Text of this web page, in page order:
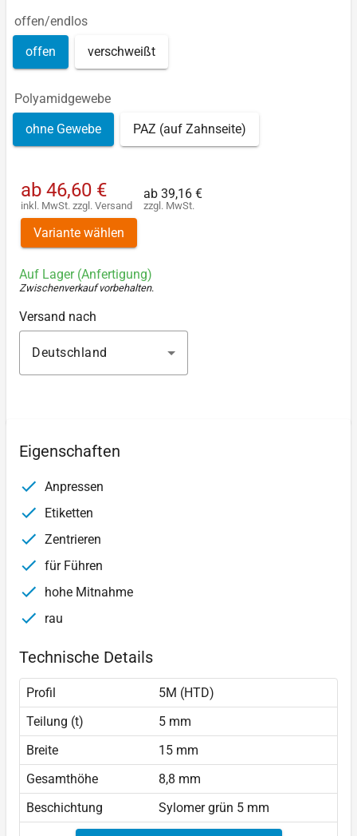
offen/endlos
offen verschweißt
Polyamidgewebe
ohne Gewebe PAZ (auf Zahnseite)
ab 46,60 €
inkl. MwSt. zzgl. Versand
ab 39,16 €
zzgl. MwSt.
Variante wählen
Auf Lager (Anfertigung)
Zwischenverkauf vorbehalten.
Versand nach
Deutschland
Eigenschaften
Anpressen
Etiketten
Zentrieren
für Führen
hohe Mitnahme
rau
Technische Details
Profil
5M (HTD)
Teilung (t)
5 mm
Breite
15 mm
Gesamthöhe
8,8 mm
Beschichtung
Sylomer grün 5 mm